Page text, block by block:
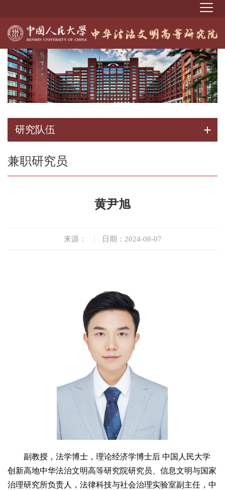
研究队伍
兼职研究员
黄尹旭
来源： | 日期：2024-08-07
副教授，法学博士，理论经济学博士后 中国人民大学
创新高地中华法治文明高等研究院研究员、信息文明与国家
治理研究所负责人，法律科技与社会治理实验室副主任，中